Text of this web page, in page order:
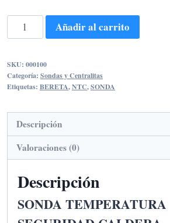
SONDA
TEMPERATURA
cantidad
Añadir al carrito
SKU: 000100
Categoría: Sondas y Centralitas
Etiquetas: BERETA,NTC,SONDA
Descripción
Valoraciones (0)
Descripción
SONDA TEMPERATURA